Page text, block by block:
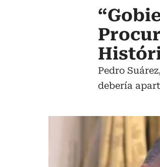
Pedro
debería